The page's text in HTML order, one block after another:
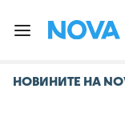
НОВИНИТЕ НА